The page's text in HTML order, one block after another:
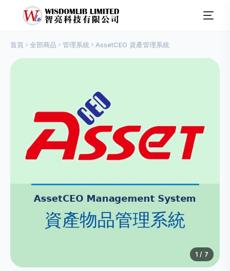
首頁 全部商品 管理系統 AssetCEO 資產管理系統
1 / 7